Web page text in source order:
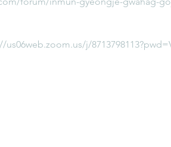
us06web.zoom.us/j/